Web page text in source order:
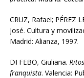
CRUZ, Rafael; PÉREZ
José. Cultura y
Madrid: Alianza, 1997.
DI FEBO, Giuliana.
franquista. Valencia: